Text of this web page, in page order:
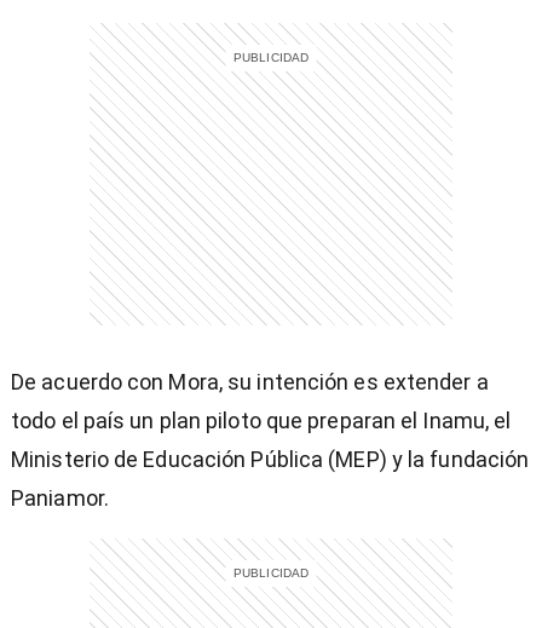
De acuerdo con Mora, su intención es extender a
todo el país un plan piloto que preparan el Inamu, el
Ministerio de Educación Pública (MEP) y la fundación
Paniamor.